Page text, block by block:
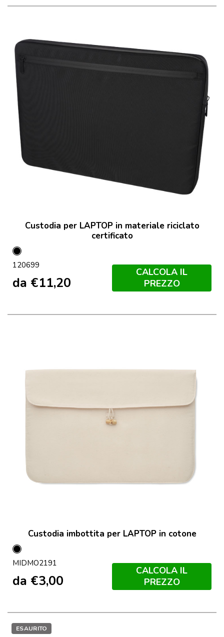
Custodia per LAPTOP in materiale riciclato
certificato
Nero
120699
da €11,20
CALCOLA IL
PREZZO
Custodia imbottita per LAPTOP in cotone
Nero
MIDMO2191
da €3,00
CALCOLA IL
PREZZO
ESAURITO